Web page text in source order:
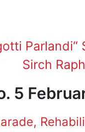
Sirch
5